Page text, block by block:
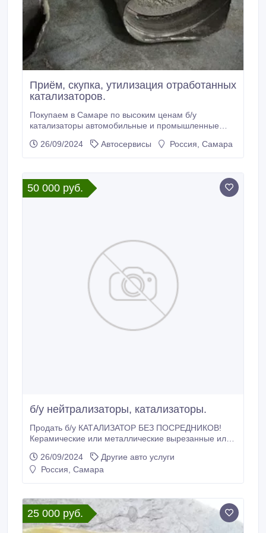
Приём, скупка, утилизация отработанных
катализаторов.
Покупаем в Самаре по высоким ценам б/у
катализаторы автомобильные и промышленные
катализаторов всех видов и типов. Скупаем
лишь то, что внутри катализатора, сама начинка,
26/09/2024 Автосервисы Россия, Самара
50 000 руб.
б/у нейтрализаторы, катализаторы.
Продать б/у КАТАЛИЗАТОР БЕЗ ПОСРЕДНИКОВ!
Керамические или металлические вырезанные или
автомобильных катализаторов (нейтрализаторов), с
сажевых фильтров покупаем дорого в Самаре.
ваты.
26/09/2024
Другие авто услуги
Россия, Самара
25 000 руб.